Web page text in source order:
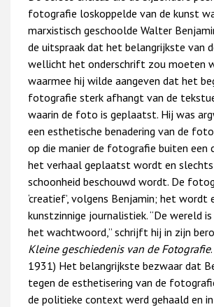
fotografie loskoppelde van de kunst
marxistisch geschoolde Walter
de uitspraak dat het belangrijkste van
wellicht het onderschrift zou moeten
waarmee hij wilde aangeven dat het
fotografie sterk afhangt van de
waarin de foto is geplaatst. Hij was
een esthetische benadering van de
op die manier de fotografie buiten een
het verhaal geplaatst wordt en
schoonheid beschouwd wordt. De
‘creatief’, volgens Benjamin; het wordt
kunstzinnige journalistiek. “De wereld
het wachtwoord,” schrijft hij in zijn
Kleine geschiedenis van de Fotografie
1931) Het belangrijkste bezwaar dat
tegen de esthetisering van de
de politieke context werd gehaald en